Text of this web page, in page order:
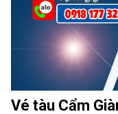
Vé tàu Cẩm